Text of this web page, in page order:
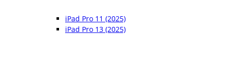
iPad Pro 11 (2025)
iPad Pro 13 (2025)